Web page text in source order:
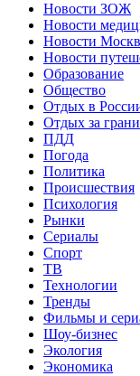
Новости ЗОЖ
Новости
Новости
Новости
Образование
Общество
Отдых в
Отдых за
ПДД
Погода
Политика
Происшествия
Психология
Рынки
Сериалы
Спорт
ТВ
Технологии
Тренды
Фильмы и
Шоу-бизнес
Экология
Экономика